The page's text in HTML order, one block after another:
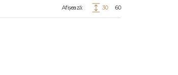
Afișează: 30 60